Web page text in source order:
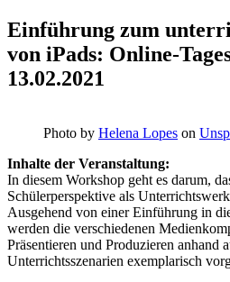
Einführung zum
von iPads: Online-
13.02.2021
Photo by Helena Lopes on
Inhalte der Veranstaltung:
In diesem Workshop geht es darum,
Schülerperspektive als
Ausgehend von einer Einführung in
werden die verschiedenen
Präsentieren und Produzieren anhand
Unterrichtsszenarien exemplarisch